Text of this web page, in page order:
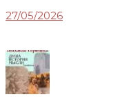
27/05/2026